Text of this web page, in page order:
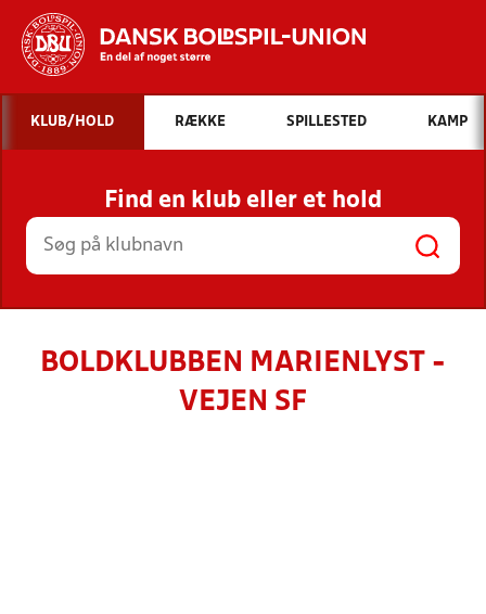
Hvad vil du søge efter?
INDHOLD OG NYHEDER
STILLINGER, RESULTATER, KLUBBER OG
HOLD
KLUB/HOLD RÆKKE SPILLESTED KAMP
Find en klub eller et hold
BOLDKLUBBEN MARIENLYST -
VEJEN SF